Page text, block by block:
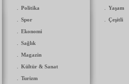
. Politika
. Spor
. Ekonomi
. Sağlık
. Magazin
. Kültür & Sanat
. Turizm
. Yaşam
. Çeşitli